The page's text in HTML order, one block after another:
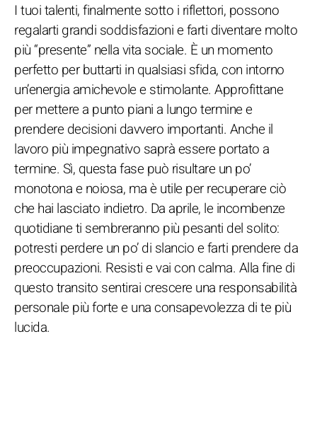
I tuoi talenti, finalmente sotto i riflettori, possono
regalarti grandi soddisfazioni e farti diventare molto
più “presente” nella vita sociale. È un momento
perfetto per buttarti in qualsiasi sfida, con intorno
un’energia amichevole e stimolante. Approfittane
per mettere a punto piani a lungo termine e
prendere decisioni davvero importanti. Anche il
lavoro più impegnativo saprà essere portato a
termine. Sì, questa fase può risultare un po’
monotona e noiosa, ma è utile per recuperare ciò
che hai lasciato indietro. Da aprile, le incombenze
quotidiane ti sembreranno più pesanti del solito:
potresti perdere un po’ di slancio e farti prendere da
preoccupazioni. Resisti e vai con calma. Alla fine di
questo transito sentirai crescere una responsabilità
personale più forte e una consapevolezza di te più
lucida.